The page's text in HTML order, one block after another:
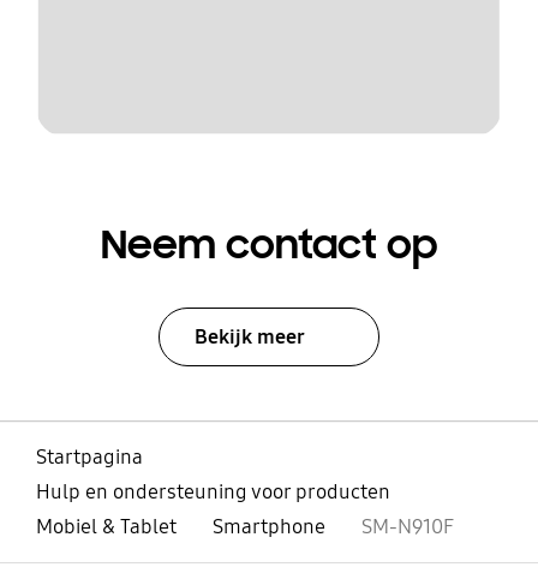
Neem contact op
Bekijk meer
Startpagina
Hulp en ondersteuning voor producten
Mobiel & Tablet
Smartphone SM-N910F